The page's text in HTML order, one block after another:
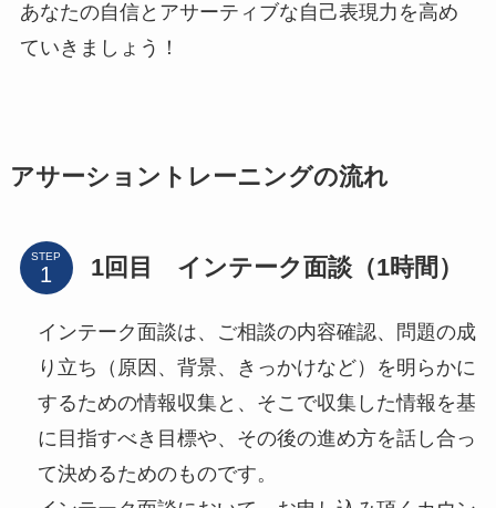
あなたの自信とアサーティブな自己表現力を高め
ていきましょう！
アサーショントレーニングの流れ
STEP 1回目 インテーク面談（1時間）
インテーク面談は、ご相談の内容確認、問題の成
り立ち（原因、背景、きっかけなど）を明らかに
するための情報収集と、そこで収集した情報を基
に目指すべき目標や、その後の進め方を話し合っ
て決めるためのものです。